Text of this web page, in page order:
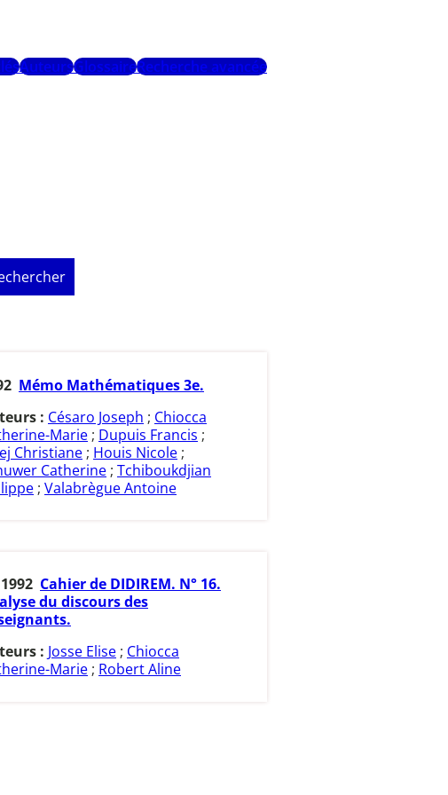
AuteursGlossaireRecherche avancée
Mémo Mathématiques 3e.
: Césaro Joseph ; Chiocca
Marie ; Dupuis Francis ;
Christiane ; Houis Nicole ;
Catherine ; Tchiboukdjian
; Valabrègue Antoine
1992 Cahier de DIDIREM. N° 16.
du discours des
: Josse Elise; Chiocca
Marie; Robert Aline